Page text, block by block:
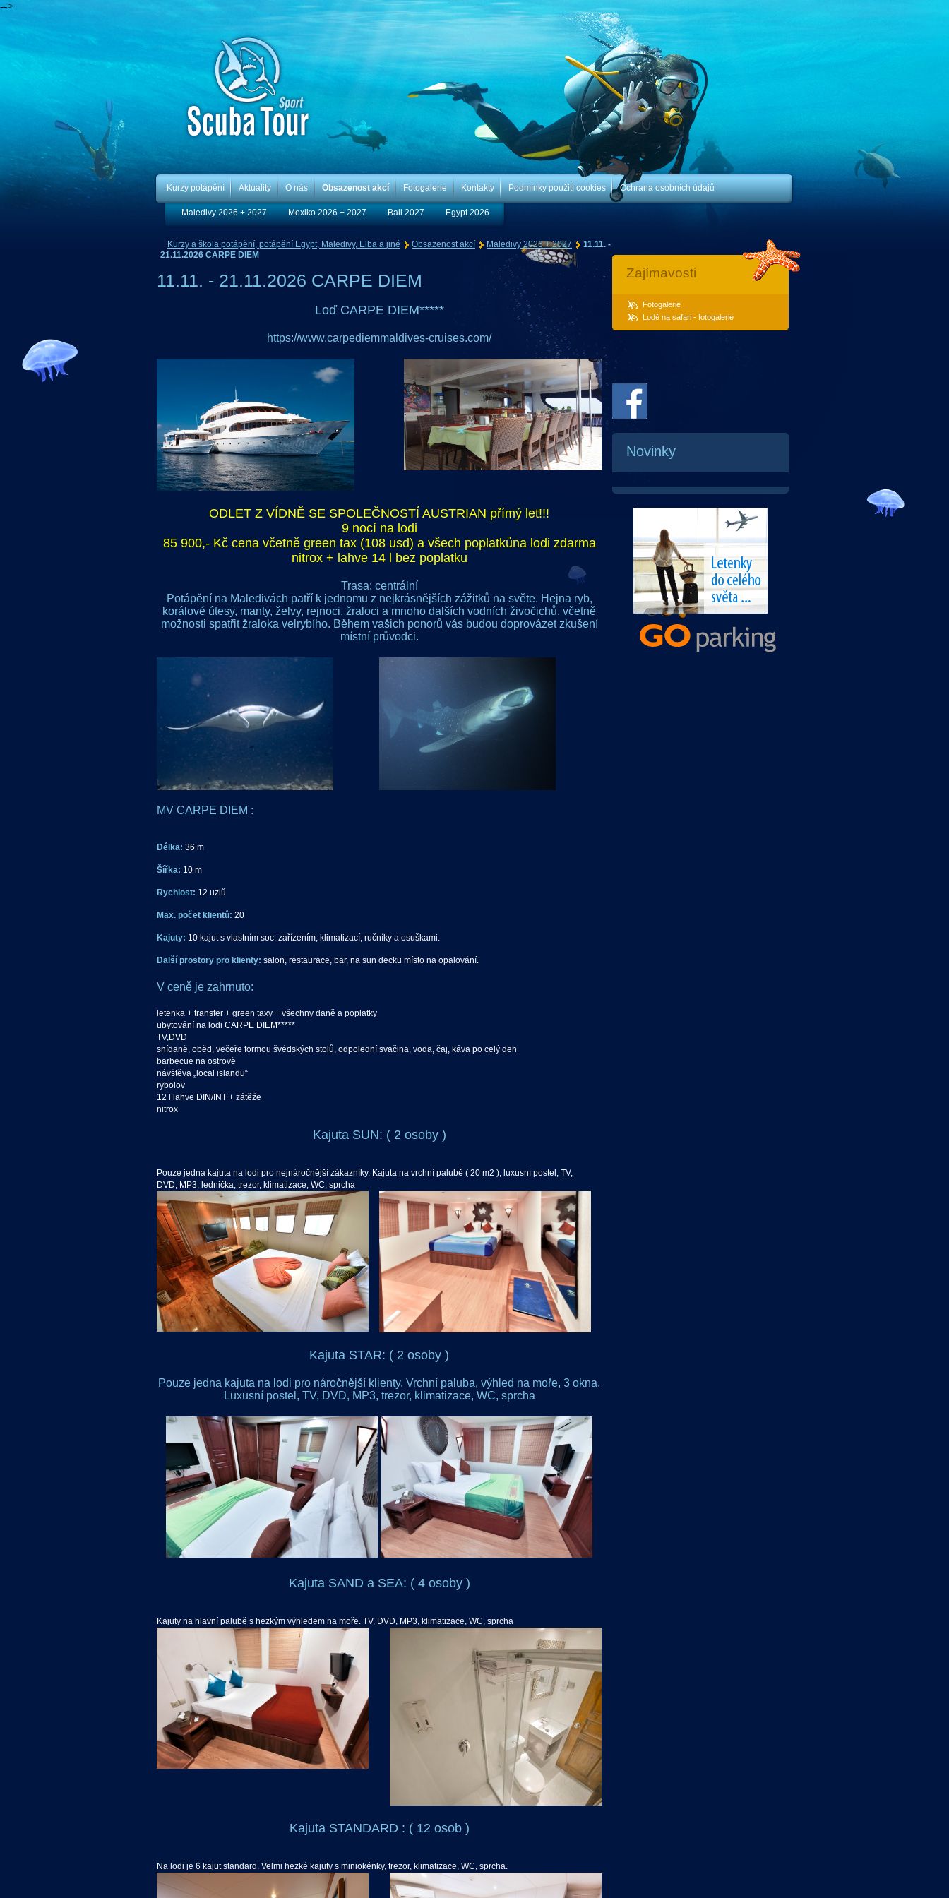
-->
Kurzy potápění Aktuality O nás Obsazenost akcí Fotogalerie Kontakty Podmínky použití cookies Ochrana osobních údajů
Maledivy 2026 + 2027 Mexiko 2026 + 2027 Bali 2027 Egypt 2026
Kurzy a škola potápění, potápění Egypt, Maledivy, Elba a jiné Obsazenost akcí Maledivy 2026 + 2027
11.11. -
21.11.2026 CARPE DIEM
11.11. - 21.11.2026 CARPE DIEM
Loď CARPE DIEM*****
https://www.carpediemmaldives-cruises.com/
ODLET Z VÍDNĚ SE SPOLEČNOSTÍ AUSTRIAN přímý let!!!
9 nocí na lodi
85 900,- Kč cena včetně green tax (108 usd) a všech poplatkůna lodi zdarma
nitrox + lahve 14 l bez poplatku
Trasa: centrální
Potápění na Maledivách patří k jednomu z nejkrásnějších zážitků na světe. Hejna ryb,
korálové útesy, manty, želvy, rejnoci, žraloci a mnoho dalších vodních živočichů, včetně
možnosti spatřit žraloka velrybího. Během vašich ponorů vás budou doprovázet zkušení
místní průvodci.
MV CARPE DIEM :
Délka: 36 m
Šířka: 10 m
Rychlost: 12 uzlů
Max. počet klientů: 20
Kajuty: 10 kajut s vlastním soc. zařízením, klimatizací, ručníky a osuškami.
Další prostory pro klienty: salon, restaurace, bar, na sun decku místo na opalování.
V ceně je zahrnuto:
letenka + transfer + green taxy + všechny daně a poplatky
ubytování na lodi CARPE DIEM*****
TV,DVD
snídaně, oběd, večeře formou švédských stolů, odpolední svačina, voda, čaj, káva po celý den
barbecue na ostrově
návštěva „local islandu“
rybolov
12 l lahve DIN/INT + zátěže
nitrox
Kajuta SUN: ( 2 osoby )
Pouze jedna kajuta na lodi pro nejnáročnější zákazníky. Kajuta na vrchní palubě ( 20 m2 ), luxusní postel, TV,
DVD, MP3, lednička, trezor, klimatizace, WC, sprcha
Kajuta STAR: ( 2 osoby )
Pouze jedna kajuta na lodi pro náročnější klienty. Vrchní paluba, výhled na moře, 3 okna.
Luxusní postel, TV, DVD, MP3, trezor, klimatizace, WC, sprcha
Kajuta SAND a SEA: ( 4 osoby )
Kajuty na hlavní palubě s hezkým výhledem na moře. TV, DVD, MP3, klimatizace, WC, sprcha
Kajuta STANDARD : ( 12 osob )
Na lodi je 6 kajut standard. Velmi hezké kajuty s miniokénky, trezor, klimatizace, WC, sprcha.
Zajímavosti
Fotogalerie
Lodě na safari - fotogalerie
Novinky